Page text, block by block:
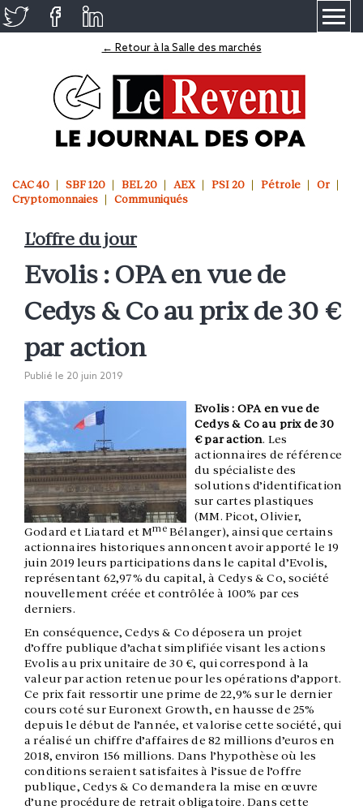
← Retour à la Salle des marchés
CAC 40 SBF 120 BEL 20 AEX PSI 20 Pétrole
Or
Cryptomonnaies
Communiqués
L'offre du jour
Evolis : OPA en vue de
Cedys & Co au prix de 30 €
par action
Publié le 20 juin 2019
Evolis : OPA en vue de
Cedys & Co au prix de 30
€ par action. Les
actionnaires de référence
du spécialiste des
solutions d’identification
sur cartes plastiques
(MM. Picot, Olivier,
Godard et Liatard et MmeBélanger), ainsi que certains
actionnaires historiques annoncent avoir apporté le 19
juin 2019 leurs participations dans le capital d’Evolis,
représentant 62,97% du capital, à Cedys & Co, société
nouvellement créée et contrôlée à 100% par ces
derniers.
En conséquence, Cedys & Co déposera un projet
d’offre publique d’achat simplifiée visant les actions
Evolis au prix unitaire de 30 €, qui correspond à la
valeur par action retenue pour les opérations d’apport.
Ce prix fait ressortir une prime de 22,9% sur le dernier
cours coté sur Euronext Growth, en hausse de 25%
depuis le début de l’année, et valorise cette société, qui
a réalisé un chiffre d’affaires de 82 millions d’euros en
2018, environ 156 millions. Dans l’hypothèse où les
conditions seraient satisfaites à l’issue de l’offre
publique, Cedys & Co demandera la mise en œuvre
d’une procédure de retrait obligatoire. Dans cette